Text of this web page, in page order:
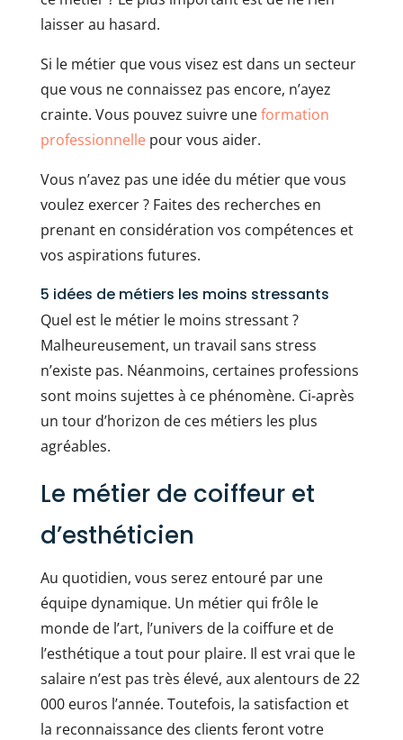
laisser au hasard.
Si le métier que vous visez est dans un secteur
que vous ne connaissez pas encore, n’ayez
crainte. Vous pouvez suivre uneformation
professionnellepour vous aider.
Vous n’avez pas une idée du métier que vous
voulez exercer ? Faites des recherches en
prenant en considération vos compétences et
vos aspirations futures.
5 idées de métiers les moins stressants
Quel est le métier le moins stressant ?
Malheureusement, un travail sans stress
n’existe pas. Néanmoins, certaines professions
sont moins sujettes à ce phénomène. Ci-après
un tour d’horizon de ces métiers les plus
agréables.
Le métier de coiffeur et
d’esthéticien
Au quotidien, vous serez entouré par une
équipe dynamique. Un métier qui frôle le
monde de l’art, l’univers de la coiffure et de
l’esthétique a tout pour plaire. Il est vrai que le
salaire n’est pas très élevé, aux alentours de 22
000 euros l’année. Toutefois, la satisfaction et
la reconnaissance des clients feront votre